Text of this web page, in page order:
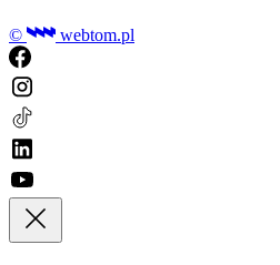
© webtom.pl